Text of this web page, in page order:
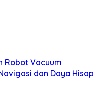
Robot Vacuum
dan Daya Hisap